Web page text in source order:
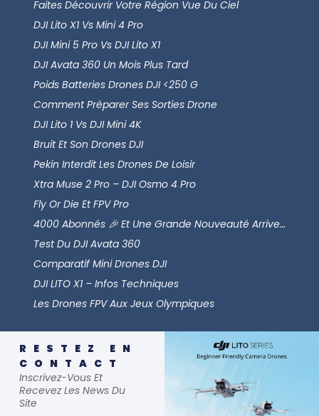
Faites Découvrir Votre Région Vue Du Ciel
DJI Lito X1 Vs Mini 4 Pro
DJI Mini 5 Pro Vs DJI Lito X1
DJI Avata 360 Un Mois Plus Tard
Poids Batteries Drones DJI <250 G
Comment Préparer Ses Sorties Drone
DJI Lito 1 Vs DJI Mini 4K
Bruit Et Son Drones DJI
Pekin Interdit Les Drones De Loisir
Xtra Muse 2 Pro – DJI Osmo 4 Pro
Fly Or Die Et FPV Pro
4000 Abonnés 🎉 Et Une Grande Nouveauté Arrive…
Test Du DJI Avata 360
Comparatif Mini Drones DJI
DJI LITO X1 – Infos Techniques
Les Drones FPV Aux Jeux Olympiques
RESTEZ EN
CONTACT
Inscrivez-Vous Et
Recevez Les News Du
Site